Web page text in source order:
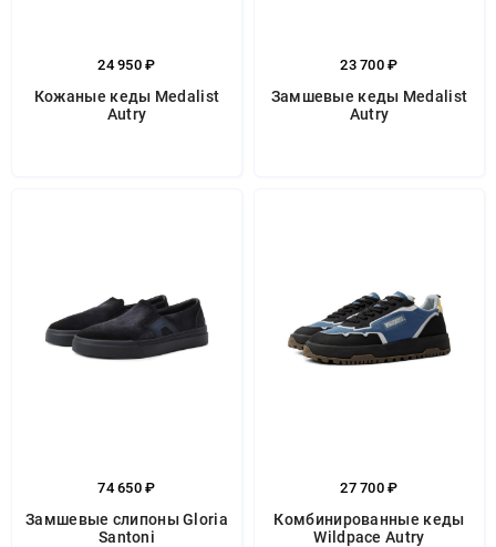
24 950 ₽
Кожаные кеды Medalist
Autry
23 700 ₽
Замшевые кеды Medalist
Autry
74 650 ₽
Замшевые слипоны Gloria
Santoni
27 700 ₽
Комбинированные кеды
Wildpace Autry